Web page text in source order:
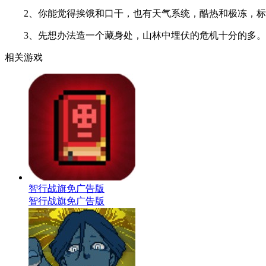
2、你能觉得挨饿和口干，也有天气系统，酷热和极冻，
3、先想办法造一个藏身处，山林中埋伏的危机十分的多。
相关游戏
智行战旗免广告版
智行战旗免广告版